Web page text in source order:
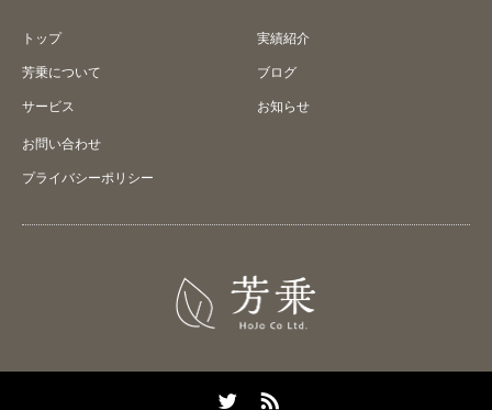
トップ
芳乗について
サービス
実績紹介
ブログ
お知らせ
お問い合わせ
プライバシーポリシー